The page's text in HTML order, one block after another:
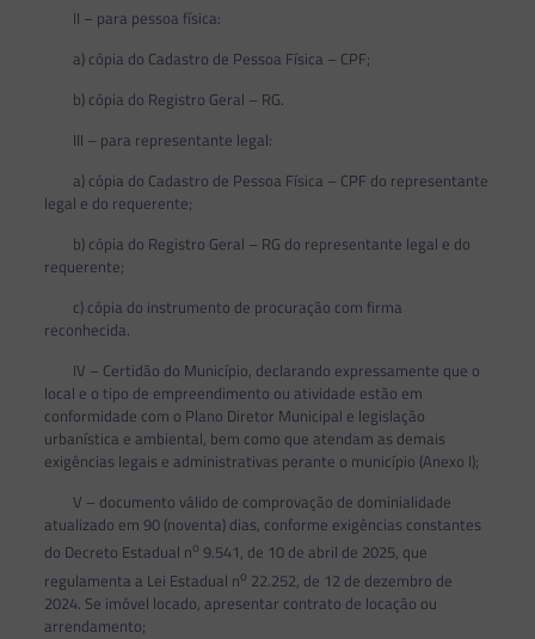
II – para pessoa física:
a) cópia do Cadastro de Pessoa Física – CPF;
b) cópia do Registro Geral – RG.
III – para representante legal:
a) cópia do Cadastro de Pessoa Física – CPF do representante
legal e do requerente;
b) cópia do Registro Geral – RG do representante legal e do
requerente;
c) cópia do instrumento de procuração com firma
reconhecida.
IV – Certidão do Município, declarando expressamente que o
local e o tipo de empreendimento ou atividade estão em
conformidade com o Plano Diretor Municipal e legislação
urbanística e ambiental, bem como que atendam as demais
exigências legais e administrativas perante o município (Anexo I);
V – documento válido de comprovação de dominialidade
atualizado em 90 (noventa) dias, conforme exigências constantes
do Decreto Estadual no 9.541, de 10 de abril de 2025, que
regulamenta a Lei Estadual no 22.252, de 12 de dezembro de
2024. Se imóvel locado, apresentar contrato de locação ou
arrendamento;